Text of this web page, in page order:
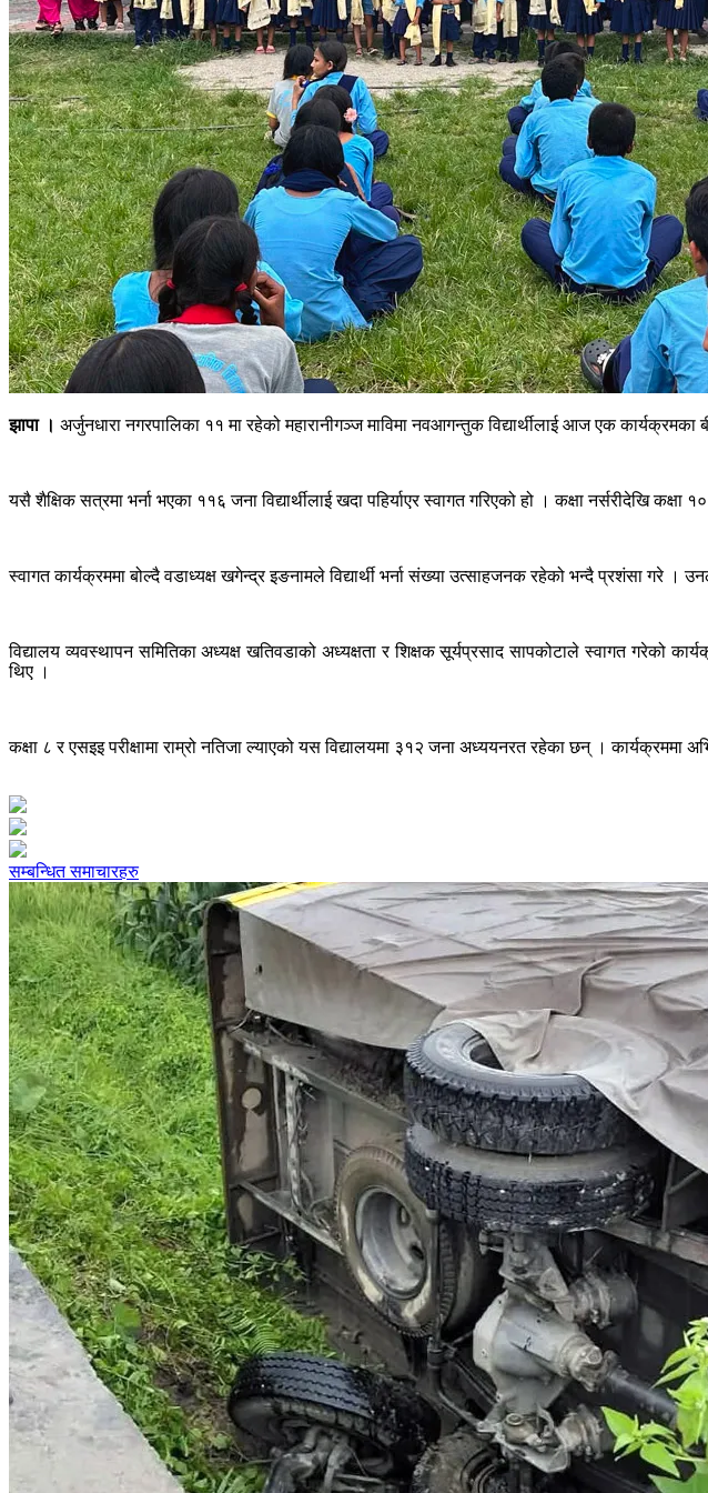
झापा । अर्जुनधारा नगरपालिका ११ मा रहेको महारानीगञ्ज माविमा नवआगन्तुक विद्यार्थीलाई आज एक कार्यक्रमका
यसै शैक्षिक सत्रमा भर्ना भएका ११६ जना विद्यार्थीलाई खदा पहिर्याएर स्वागत गरिएको हो । कक्षा नर्सरीदेखि
स्वागत कार्यक्रममा बोल्दै वडाध्यक्ष खगेन्द्र इङनामले विद्यार्थी भर्ना संख्या उत्साहजनक रहेको भन्दै प्रशंसा गरे ।
विद्यालय व्यवस्थापन समितिका अध्यक्ष खतिवडाको अध्यक्षता र शिक्षक सूर्यप्रसाद सापकोटाले स्वागत गरेको
थिए ।
कक्षा ८ र एसइइ परीक्षामा राम्रो नतिजा ल्याएको यस विद्यालयमा ३१२ जना अध्ययनरत रहेका छन् । कार्यक्रममा
सम्बन्धित समाचारहरु